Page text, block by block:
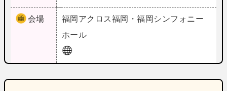
会場 福岡 アクロス福岡・福岡シンフォニー
ホール